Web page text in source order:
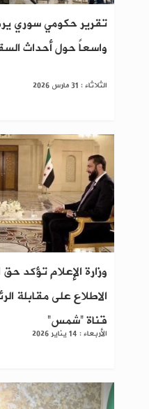
تقرير حكومي سوري
واسعاً حول أحداث
الثلاثاء : 31 مارس 2026
وزارة الإعلام تؤكد
الاطلاع على مقابلة
قناة “شمس”
الأربعاء : 14 يناير 2026